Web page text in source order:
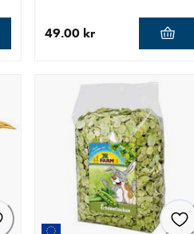
49.00 kr